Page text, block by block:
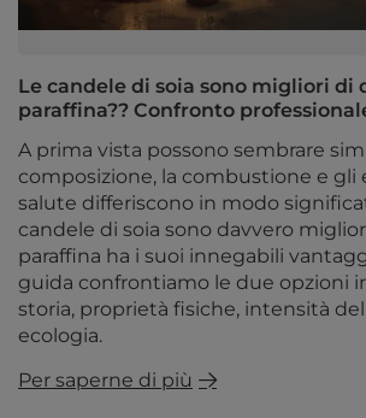
Le candele di soia sono migliori di
paraffina?? Confronto
A prima vista possono sembrare
composizione, la combustione e gli
salute differiscono in modo
candele di soia sono davvero
paraffina ha i suoi innegabili
guida confrontiamo le due opzioni
storia, proprietà fisiche, intensità
ecologia.
Per saperne di più